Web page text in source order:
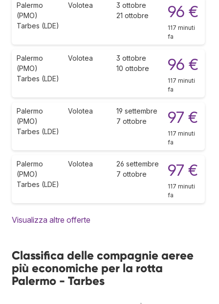
Palermo
(PMO)
Tarbes (LDE)
Volotea
3 ottobre
21 ottobre
96 €
117 minuti
fa
Palermo
(PMO)
Tarbes (LDE)
Volotea
3 ottobre
10 ottobre
96 €
117 minuti
fa
Palermo
(PMO)
Tarbes (LDE)
Volotea
19 settembre
7 ottobre
97 €
117 minuti
fa
Palermo
(PMO)
Tarbes (LDE)
Volotea
26 settembre
7 ottobre
97 €
117 minuti
fa
Visualizza altre offerte
Classifica delle compagnie aeree
più economiche per la rotta
Palermo - Tarbes